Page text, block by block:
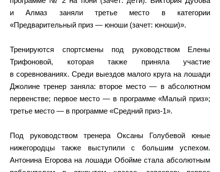
и Алмаз заняли третье место в категории
«Предварительный приз — юноши (зачет: юноши)».
Тренируются спортсмены под руководством Елены
Трифоновой, которая также приняла участие
в соревнованиях. Среди выездов малого круга на лошади
Джолине тренер заняла: второе место — в абсолютном
первенстве; первое место — в программе «Малый приз»;
третье место — в программе «Средний приз-1».
Под руководством тренера Оксаны Голубевой юные
нижегородцы также выступили с большим успехом.
Антонина Егорова на лошади Обойме стала абсолютным